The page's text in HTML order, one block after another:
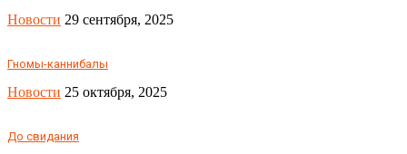
Новости 29 сентября, 2025
Гномы-каннибалы
Новости 25 октября, 2025
До свидания